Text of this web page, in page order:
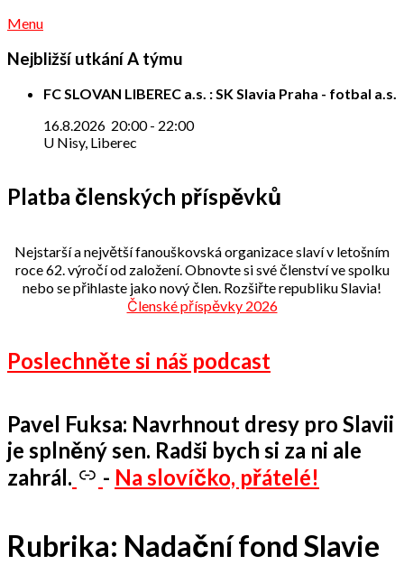
Menu
Nejbližší utkání A týmu
FC SLOVAN LIBEREC a.s. : SK Slavia Praha - fotbal a.s.
16.8.2026 20:00- 22:00
U Nisy, Liberec
Platba členských příspěvků
Nejstarší a největší fanouškovská organizace slaví v letošním
roce 62. výročí od založení. Obnovte si své členství ve spolku
nebo se přihlaste jako nový člen. Rozšiřte republiku Slavia!
Členské příspěvky 2026
Poslechněte si náš podcast
Pavel Fuksa: Navrhnout dresy pro Slavii
je splněný sen. Radši bych si za ni ale
zahrál.
- Na slovíčko, přátelé!
Rubrika: Nadační fond Slavie